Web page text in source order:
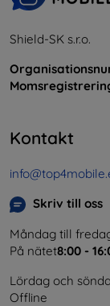
Shield-SK s.r.o.
Kontakt
Skriv till oss
Måndag till
På nätet8:00 -
Lördag och
Offline